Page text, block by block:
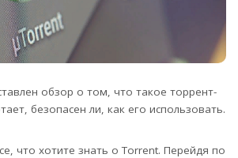
обзор о том, что такое торрент-
безопасен ли, как его использовать.
что хотите знать о Torrent. Перейдя по